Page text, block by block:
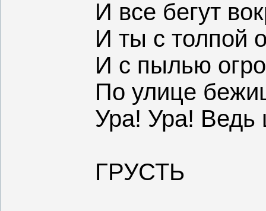
И все бегут
И ты с толпой
И с пылью
По улице
Ура! Ура! Ведь
ГРУСТЬ